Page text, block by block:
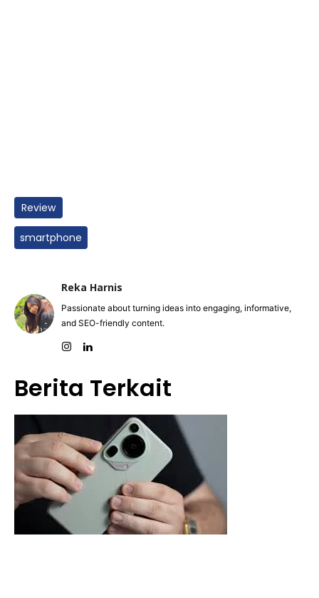
Review
smartphone
Reka Harnis
Passionate about turning ideas into engaging, informative,
and SEO-friendly content.
Berita Terkait